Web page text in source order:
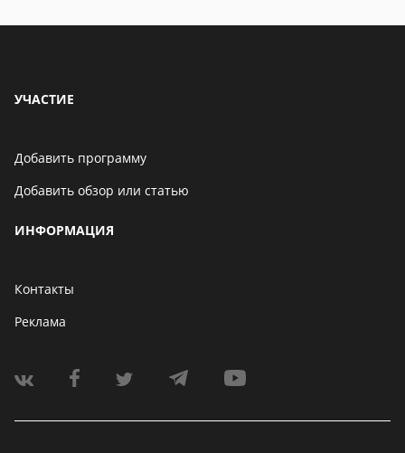
УЧАСТИЕ
Добавить программу
Добавить обзор или статью
ИНФОРМАЦИЯ
Контакты
Реклама